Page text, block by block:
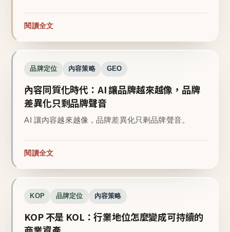
閱讀全文
品牌定位 內容策略 GEO
內容同質化時代：AI 讓品牌越來越像，品牌
差異化只剩品牌聲音
AI 讓內容越來越像，品牌差異化只剩品牌聲音。
閱讀全文
KOP 品牌定位 內容策略
KOP 不是 KOL：行業地位怎麼變成可持續的